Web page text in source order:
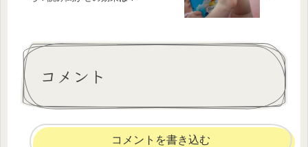
コメント
コメントを書き込む